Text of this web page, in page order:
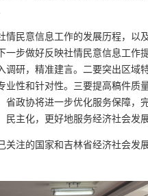
民意信息工作的发展历程，以
步做好反映社情民意信息工作
研，精准建言。二要突出区域
性和针对性。三要提高稿件质
政协将进一步优化服务保障，
主化，更好地服务经济社会发展
注的国家和吉林省经济社会发